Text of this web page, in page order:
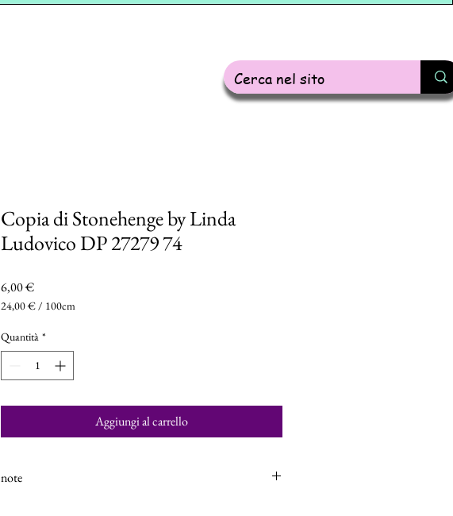
Copia di Stonehenge by Linda
Ludovico DP 27279 74
6,00 €Prezzo
24,00 €/ 100cm
ogni
100
Centimetri
Quantità *
Aggiungi al carrello
note